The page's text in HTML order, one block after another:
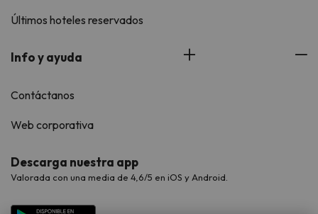
Últimos hoteles reservados
Info y ayuda
Contáctanos
Web corporativa
Descarga nuestra app
Valorada con una media de 4,6/5 en iOS y Android.